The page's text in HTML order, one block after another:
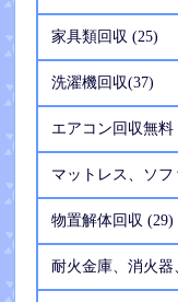
家具類回収 (25)
洗濯機回収(37)
エアコン回収無料
マットレス、ソ
物置解体回収 (29)
耐火金庫、消火